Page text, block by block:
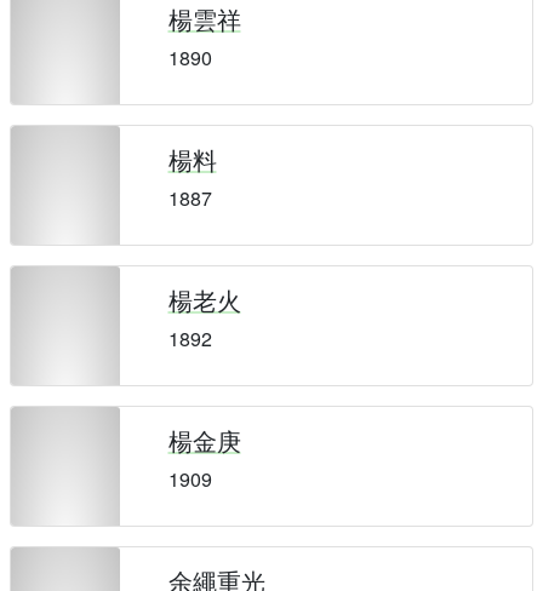
楊雲祥
1890
楊料
1887
楊老火
1892
楊金庚
1909
余繩重光